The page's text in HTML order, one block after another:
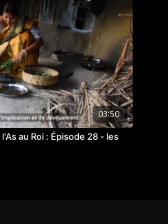
03:50
au Roi : Épisode 28 - les